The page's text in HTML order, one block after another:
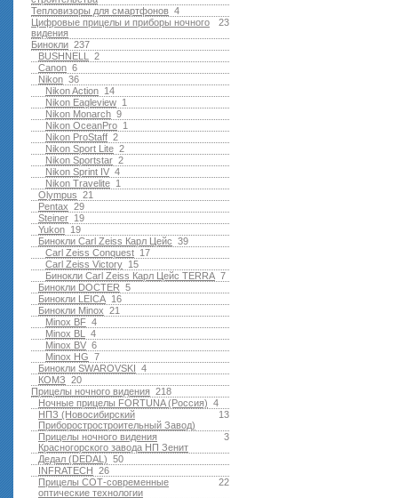
4
Тепловизоры для смартфонов
23
Цифровые прицелы и приборы ночного
видения
237
Бинокли
2
BUSHNELL
6
Canon
36
Nikon
14
Nikon Action
1
Nikon Eagleview
9
Nikon Monarch
1
Nikon OceanPro
2
Nikon ProStaff
2
Nikon Sport Lite
2
Nikon Sportstar
4
Nikon Sprint IV
1
Nikon Travelite
21
Olympus
29
Pentax
19
Steiner
19
Yukon
39
Бинокли Carl Zeiss Карл Цейс
17
Carl Zeiss Conquest
15
Carl Zeiss Victory
7
Бинокли Carl Zeiss Карл Цейс TERRA
5
Бинокли DOCTER
16
Бинокли LEICA
21
Бинокли Minox
4
Minox BF
4
Minox BL
6
Minox BV
7
Minox HG
4
Бинокли SWAROVSKI
20
КОМЗ
218
Прицелы ночного видения
4
Ночные прицелы FORTUNA (Россия)
13
НПЗ (Новосибирский
Приборостростроительный Завод)
3
Прицелы ночного видения
Красногорского завода НП Зенит
50
Дедал (DEDAL)
26
INFRATECH
22
Прицелы СОТ-современные
оптические технологии